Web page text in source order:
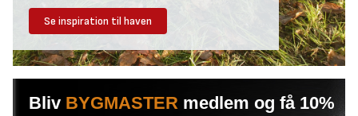
Se inspiration til haven
Bliv BYGMASTER medlem og få 10%